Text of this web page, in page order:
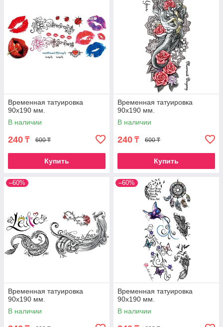
Временная татуировка
90х190 мм.
В наличии
240 ₸ 600 ₸
Купить
Временная татуировка
90х190 мм.
В наличии
240 ₸ 600 ₸
Купить
–60%
Временная татуировка
90х190 мм.
В наличии
–60%
Временная татуировка
90х190 мм.
В наличии